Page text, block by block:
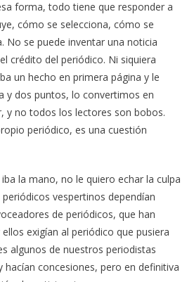
forma, todo tiene que responder a
cómo se selecciona, cómo se
No se puede inventar una noticia
crédito del periódico. Ni siquiera
un hecho en primera página y le
y dos puntos, lo convertimos en
y no todos los lectores son bobos.
periódico, es una cuestión
la mano, no le quiero echar la culpa
vespertinos dependían
de periódicos, que han
exigían al periódico que pusiera
algunos de nuestros periodistas
hacían concesiones, pero en definitiva